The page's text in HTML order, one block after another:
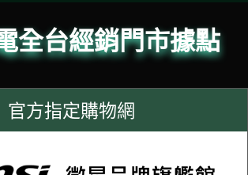
全台經銷門市據點
官方指定購物網